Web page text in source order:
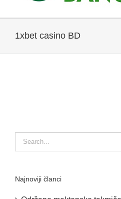
1xbet casino BD
Search
for:
Najnoviji članci